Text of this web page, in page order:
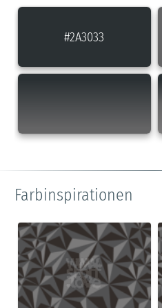
#2A3033
Farbinspirationen